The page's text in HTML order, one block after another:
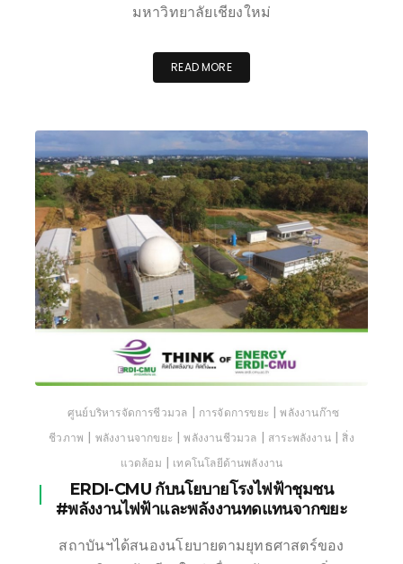
มหาวิทยาลัยเชียงใหม่
READ MORE
ศูนย์บริหารจัดการชีวมวล | การจัดการขยะ | พลังงานก๊าซ
ชีวภาพ | พลังงานจากขยะ | พลังงานชีวมวล | สาระพลังงาน | สิ่ง
แวดล้อม | เทคโนโลยีด้านพลังงาน
ERDI-CMU กับนโยบายโรงไฟฟ้าชุมชน
#พลังงานไฟฟ้าและพลังงานทดแทนจากขยะ
สถาบันฯได้สนองนโยบายตามยุทธศาสตร์ของ